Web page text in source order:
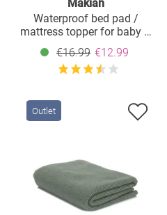
Makian
Waterproof bed pad /
mattress topper for baby &
travel cots - Molton 60 x
120 cm
€16.99 €12.99
Outlet